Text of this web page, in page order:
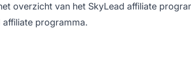
overzicht van het SkyLead affiliate
affiliate programma.